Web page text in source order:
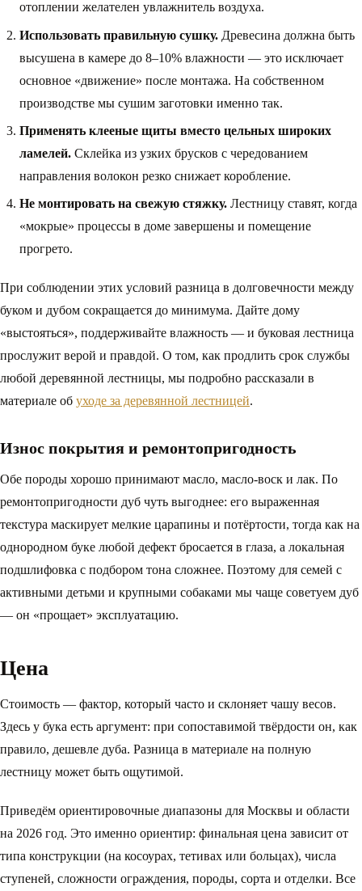
отоплении желателен увлажнитель воздуха.
Использовать правильную сушку. Древесина должна быть
высушена в камере до 8–10% влажности — это исключает
основное «движение» после монтажа. На собственном
производстве мы сушим заготовки именно так.
Применять клееные щиты вместо цельных широких
ламелей. Склейка из узких брусков с чередованием
направления волокон резко снижает коробление.
Не монтировать на свежую стяжку. Лестницу ставят, когда
«мокрые» процессы в доме завершены и помещение
прогрето.
При соблюдении этих условий разница в долговечности между
буком и дубом сокращается до минимума. Дайте дому
«выстояться», поддерживайте влажность — и буковая лестница
прослужит верой и правдой. О том, как продлить срок службы
любой деревянной лестницы, мы подробно рассказали в
материале об уходе за деревянной лестницей.
Износ покрытия и ремонтопригодность
Обе породы хорошо принимают масло, масло-воск и лак. По
ремонтопригодности дуб чуть выгоднее: его выраженная
текстура маскирует мелкие царапины и потёртости, тогда как на
однородном буке любой дефект бросается в глаза, а локальная
подшлифовка с подбором тона сложнее. Поэтому для семей с
активными детьми и крупными собаками мы чаще советуем дуб
— он «прощает» эксплуатацию.
Цена
Стоимость — фактор, который часто и склоняет чашу весов.
Здесь у бука есть аргумент: при сопоставимой твёрдости он, как
правило, дешевле дуба. Разница в материале на полную
лестницу может быть ощутимой.
Приведём ориентировочные диапазоны для Москвы и области
на 2026 год. Это именно ориентир: финальная цена зависит от
типа конструкции (на косоурах, тетивах или больцах), числа
ступеней, сложности ограждения, породы, сорта и отделки. Все